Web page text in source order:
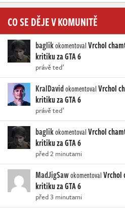
CO SE DĚJE V KOMUNITĚ
baglikokomentovalVrchol
kritiku za GTA 6
právě teď
KralDavidokomentovalVrchol
kritiku za GTA 6
právě teď
baglikokomentovalVrchol
kritiku za GTA 6
před 2 minutami
MadJigSawokomentovalVrchol
kritiku za GTA 6
před 3 minutami